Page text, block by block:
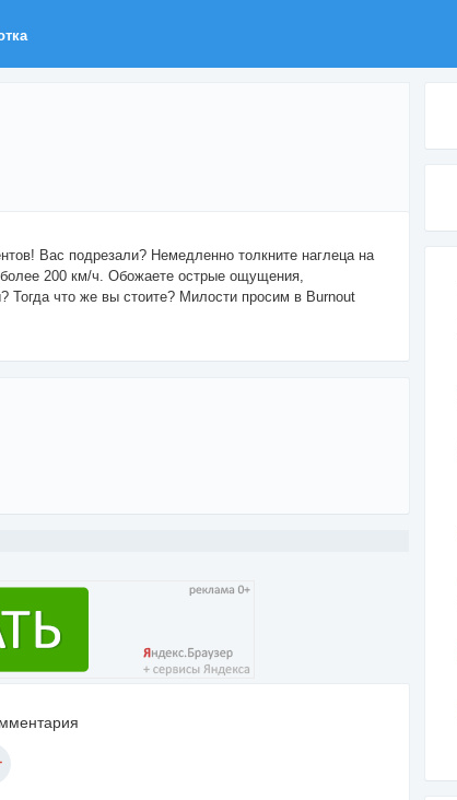
Вас подрезали? Немедленно толкните наглеца на
200 км/ч. Обожаете острые ощущения,
Тогда что же вы стоите? Милости просим в Burnout